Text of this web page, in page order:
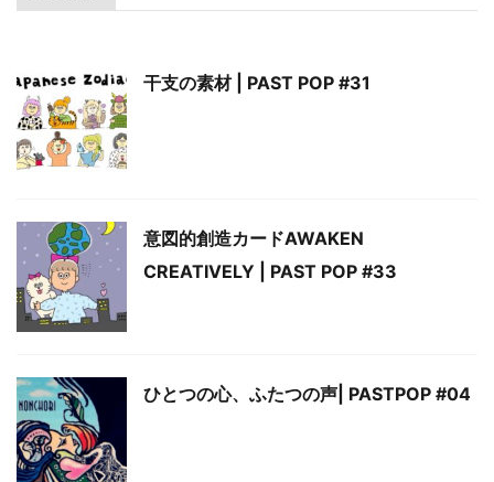
干支の素材 | PAST POP #31
意図的創造カードAWAKEN
CREATIVELY | PAST POP #33
ひとつの心、ふたつの声| PASTPOP #04